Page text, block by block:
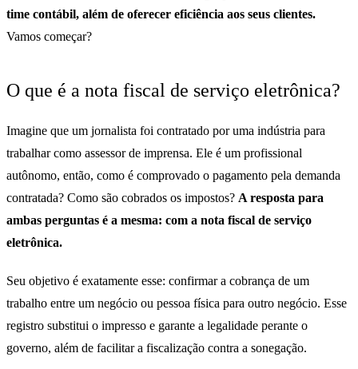
time contábil, além de oferecer eficiência aos seus clientes.
Vamos começar?
O que é a nota fiscal de serviço eletrônica?
Imagine que um jornalista foi contratado por uma indústria para
trabalhar como assessor de imprensa. Ele é um profissional
autônomo, então, como é comprovado o pagamento pela demanda
contratada? Como são cobrados os impostos? A resposta para
ambas perguntas é a mesma: com a nota fiscal de serviço
eletrônica.
Seu objetivo é exatamente esse: confirmar a cobrança de um
trabalho entre um negócio ou pessoa física para outro negócio. Esse
registro substitui o impresso e garante a legalidade perante o
governo, além de facilitar a fiscalização contra a sonegação.